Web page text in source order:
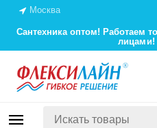
Москва
Сантехника оптом! Работаем
лицами!